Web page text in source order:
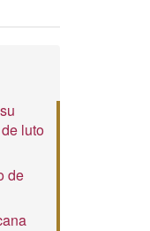
luto
de